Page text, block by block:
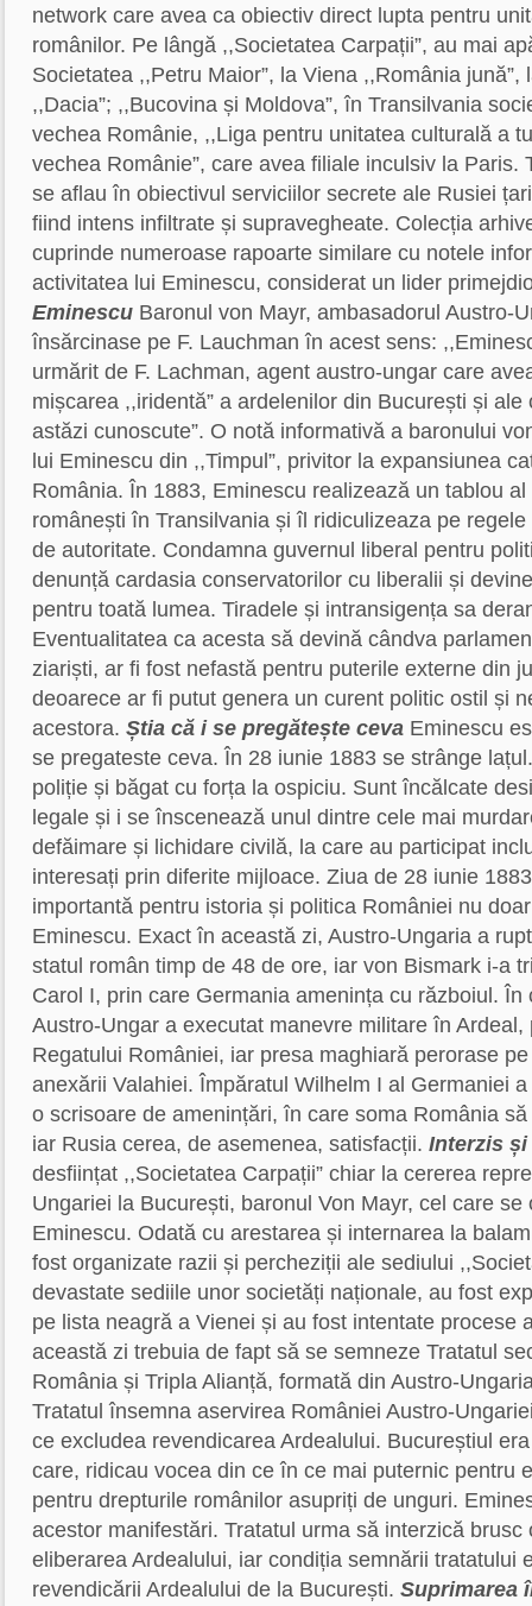
network care avea ca obiectiv direct lupta pentru
românilor. Pe lângă ,,Societatea Carpații”, au mai
Societatea ,,Petru Maior”, la Viena ,,România jună”,
,,Dacia”; ,,Bucovina și Moldova”, în Transilvania
vechea Românie, ,,Liga pentru unitatea culturală a
vechea Românie”, care avea filiale inculsiv la Paris.
se aflau în obiectivul serviciilor secrete ale Rusiei
fiind intens infiltrate și supravegheate. Colecția
cuprinde numeroase rapoarte similare cu notele
activitatea lui Eminescu, considerat un lider
Eminescu Baronul von Mayr, ambasadorul Austro-
însărcinase pe F. Lauchman în acest sens:
urmărit de F. Lachman, agent austro-ungar care
mișcarea ,,iridentă” a ardelenilor din București și
astăzi cunoscute”. O notă informativă a baronului
lui Eminescu din ,,Timpul”, privitor la expansiunea
România. În 1883, Eminescu realizează un tablou
românești în Transilvania și îl ridiculizeaza pe
de autoritate. Condamna guvernul liberal pentru
denunță cardasia conservatorilor cu liberalii și
pentru toată lumea. Tiradele și intransigența sa
Eventualitatea ca acesta să devină cândva
ziariști, ar fi fost nefastă pentru puterile externe din
deoarece ar fi putut genera un curent politic ostil și
acestora. Știa că i se pregătește ceva Eminescu
se pregateste ceva. În 28 iunie 1883 se strânge
poliție și băgat cu forța la ospiciu. Sunt încălcate
legale și i se înscenează unul dintre cele mai
defăimare și lichidare civilă, la care au participat
interesați prin diferite mijloace. Ziua de 28 iunie
importantă pentru istoria și politica României nu
Eminescu. Exact în această zi, Austro-Ungaria a
statul român timp de 48 de ore, iar von Bismark i-a
Carol I, prin care Germania amenința cu războiul. În
Austro-Ungar a executat manevre militare în Ardeal,
Regatului României, iar presa maghiară perorase
anexării Valahiei. Împăratul Wilhelm I al Germaniei
o scrisoare de amenințări, în care soma România
iar Rusia cerea, de asemenea, satisfacții. Interzis
desființat ,,Societatea Carpații” chiar la cererea
Ungariei la București, baronul Von Mayr, cel care
Eminescu. Odată cu arestarea și internarea la
fost organizate razii și percheziții ale sediului
devastate sediile unor societăți naționale, au fost
pe lista neagră a Vienei și au fost intentate procese
această zi trebuia de fapt să se semneze Tratatul
România și Tripla Alianță, formată din Austro-
Tratatul însemna aservirea României Austro-
ce excludea revendicarea Ardealului. Bucureștiul
care, ridicau vocea din ce în ce mai puternic pentru
pentru drepturile românilor asupriți de unguri.
acestor manifestări. Tratatul urma să interzică brusc
eliberarea Ardealului, iar condiția semnării tratatului
revendicării Ardealului de la București. Suprimarea